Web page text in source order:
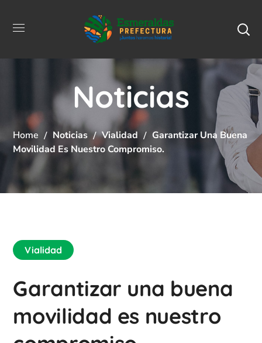
Noticias
Home Noticias Vialidad
Garantizar Una Buena
Movilidad Es Nuestro Compromiso.
Vialidad
Garantizar una buena
movilidad es nuestro